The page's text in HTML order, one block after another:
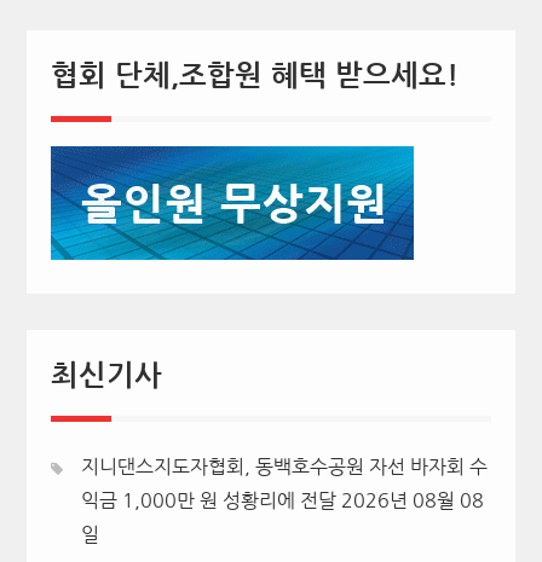
협회 단체,조합원 혜택 받으세요!
최신기사
지니댄스지도자협회, 동백호수공원 자선 바자회 수
익금 1,000만 원 성황리에 전달 2026년 08월 08
일